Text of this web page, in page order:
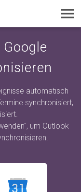
automatisch
synchronisiert,
um Outlook